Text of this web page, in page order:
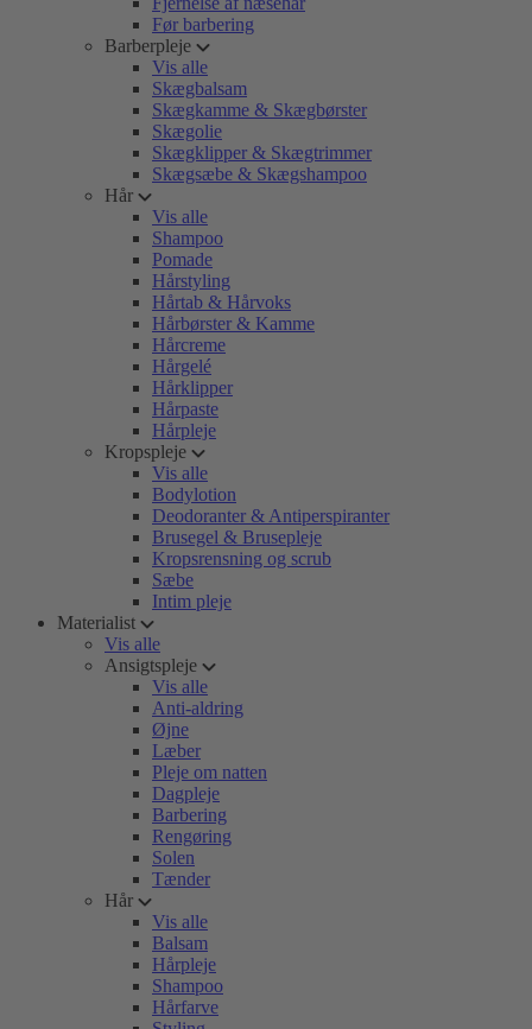
Før barbering
Barberpleje
Vis alle
Skægbalsam
Skægkamme & Skægbørster
Skægolie
Skægklipper & Skægtrimmer
Skægsæbe & Skægshampoo
Hår
Vis alle
Shampoo
Pomade
Hårstyling
Hårtab & Hårvoks
Hårbørster & Kamme
Hårcreme
Hårgelé
Hårklipper
Hårpaste
Hårpleje
Kropspleje
Vis alle
Bodylotion
Deodoranter & Antiperspiranter
Brusegel & Brusepleje
Kropsrensning og scrub
Sæbe
Intim pleje
Materialist
Vis alle
Ansigtspleje
Vis alle
Anti-aldring
Øjne
Læber
Pleje om natten
Dagpleje
Barbering
Rengøring
Solen
Tænder
Hår
Vis alle
Balsam
Hårpleje
Shampoo
Hårfarve